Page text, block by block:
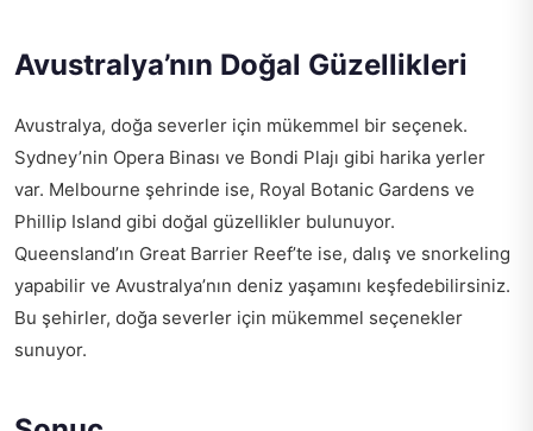
Avustralya’nın Doğal Güzellikleri
Avustralya, doğa severler için mükemmel bir seçenek.
Sydney’nin Opera Binası ve Bondi Plajı gibi harika yerler
var. Melbourne şehrinde ise, Royal Botanic Gardens ve
Phillip Island gibi doğal güzellikler bulunuyor.
Queensland’ın Great Barrier Reef’te ise, dalış ve snorkeling
yapabilir ve Avustralya’nın deniz yaşamını keşfedebilirsiniz.
Bu şehirler, doğa severler için mükemmel seçenekler
sunuyor.